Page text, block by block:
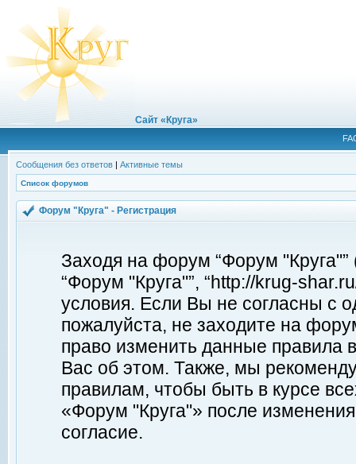
Сайт «Круга»
Сообщения без ответов | Активные темы
Список форумов
Форум "Круга" - Регистрация
Заходя на форум “Форум
“Форум "Круга"”, “http://krug-
условия. Если Вы не согласны с
пожалуйста, не заходите на
право изменить данные правила
Вас об этом. Также, мы
правилам, чтобы быть в курсе
«Форум "Круга"» после
согласие.